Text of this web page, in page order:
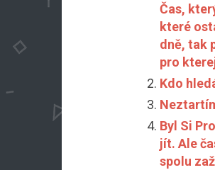
Čas,
které
dně, tak
pro
Kdo
Byl Si
jít. Ale
spolu